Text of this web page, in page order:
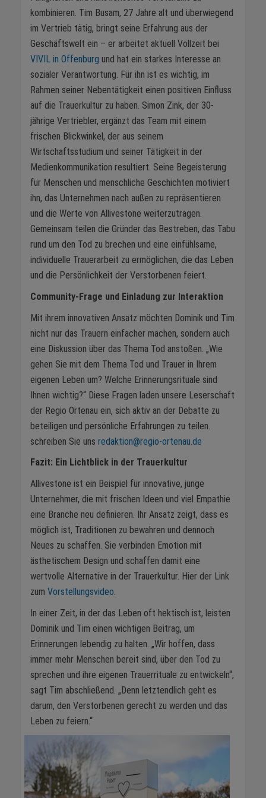
kombinieren. Tim Busam, 27 Jahre alt und überwiegend
im Vertrieb tätig, bringt seine Erfahrung aus der
Geschäftswelt ein – er arbeitet aktuell Vollzeit bei
VIVIL in Offenburg und hat ein starkes Interesse an
sozialer Verantwortung. Für ihn ist es wichtig, im
Rahmen seiner Nebentätigkeit einen positiven Einfluss
auf die Trauerkultur zu haben. Simon Zink, der 30-
jährige Vertriebler, ergänzt das Team mit einem
frischen Blickwinkel, der aus seinem
Wirtschaftsstudium und seiner Tätigkeit in der
Medienkommunikation resultiert. Seine Begeisterung
für Menschen und menschliche Geschichten motiviert
ihn, das Unternehmen nach außen zu repräsentieren
und die Werte von Allivestone weiterzutragen.
Gemeinsam teilen die Gründer das Bestreben, das Tabu
rund um den Tod zu brechen und eine einfühlsame,
individuelle Trauerarbeit zu ermöglichen, die das Leben
und die Persönlichkeit der Verstorbenen feiert.
Community-Frage und Einladung zur Interaktion
Mit ihrem innovativen Ansatz möchten Dominik und Tim
nicht nur das Trauern einfacher machen, sondern auch
eine Diskussion über das Thema Tod anstoßen. „Wie
gehen Sie mit dem Thema Tod und Trauer in Ihrem
eigenen Leben um? Welche Erinnerungsrituale sind
Ihnen wichtig?“ Diese Fragen laden unsere Leserschaft
der Regio Ortenau ein, sich aktiv an der Debatte zu
beteiligen und persönliche Erfahrungen zu teilen.
schreiben Sie uns redaktion@regio-ortenau.de
Fazit: Ein Lichtblick in der Trauerkultur
Allivestone ist ein Beispiel für innovative, junge
Unternehmer, die mit frischen Ideen und viel Empathie
eine Branche neu definieren. Ihr Ansatz zeigt, dass es
möglich ist, Traditionen zu bewahren und dennoch
Neues zu schaffen. Sie verbinden Emotion mit
ästhetischem Design und schaffen damit eine
wertvolle Alternative in der Trauerkultur. Hier der Link
zum Vorstellungsvideo.
In einer Zeit, in der das Leben oft hektisch ist, leisten
Dominik und Tim einen wichtigen Beitrag, um
Erinnerungen lebendig zu halten. „Wir hoffen, dass
immer mehr Menschen bereit sind, über den Tod zu
sprechen und ihre eigenen Trauerrituale zu entwickeln“,
sagt Tim abschließend. „Denn letztendlich geht es
darum, den Verstorbenen gerecht zu werden und das
Leben zu feiern.“